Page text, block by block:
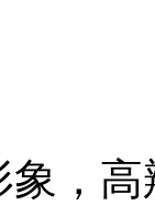
，高